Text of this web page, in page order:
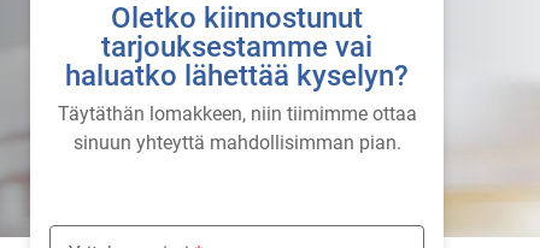
Oletko kiinnostunut
tarjouksestamme vai
haluatko lähettää kyselyn?
Täytäthän lomakkeen, niin tiimimme ottaa
sinuun yhteyttä mahdollisimman pian.